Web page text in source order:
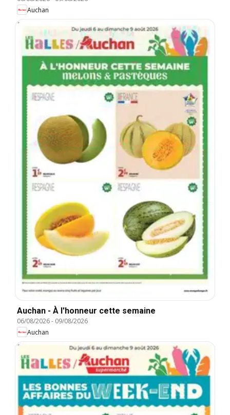
Auchan
Auchan - À l'honneur cette semaine
06/08/2026- 09/08/2026
Auchan